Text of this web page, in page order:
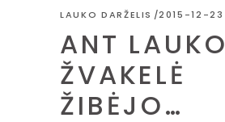
LAUKO DARŽELIS 2015-12-23
ANT LAUKO
ŽVAKELĖ
ŽIBĖJO…